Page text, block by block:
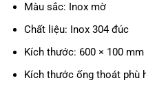
Màu sắc: Inox mờ
Chất liệu: Inox 304 đúc
Kích thước: 600 × 100 mm
Kích thước ống thoát phù